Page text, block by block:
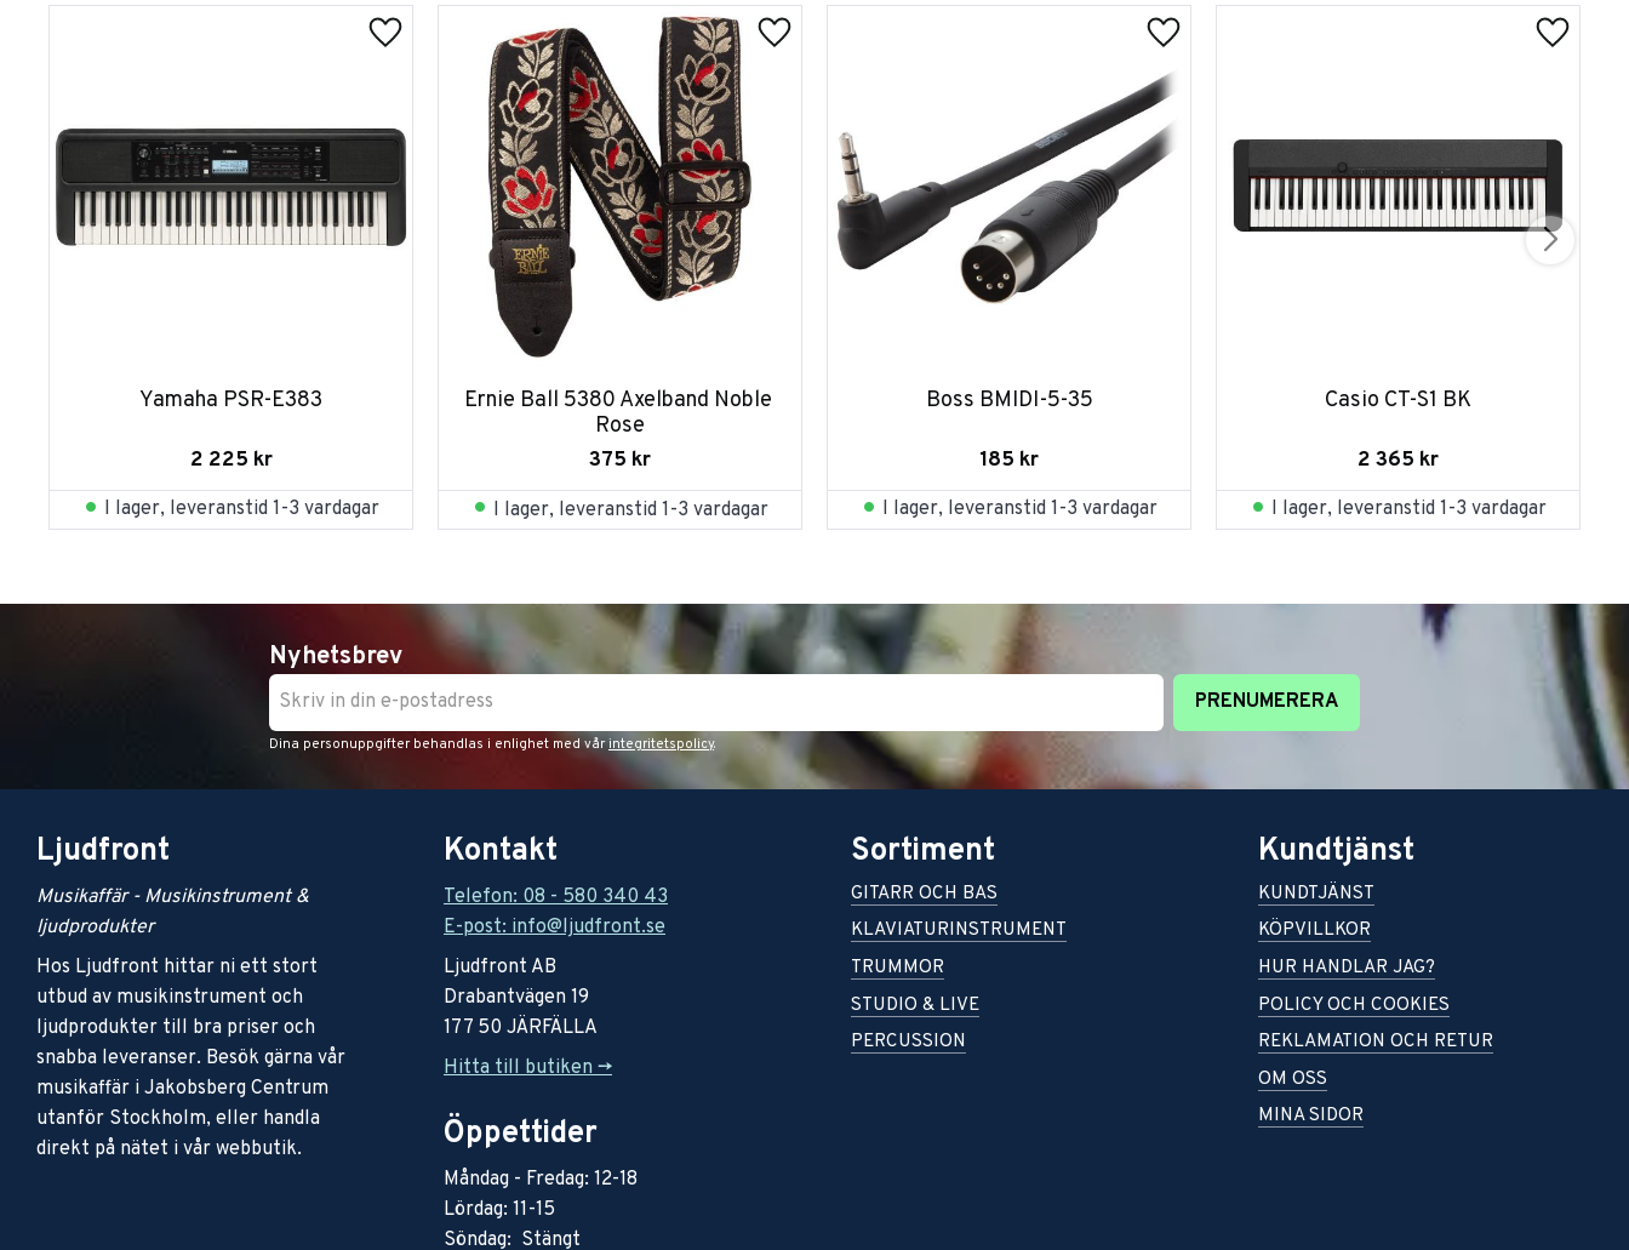
Yamaha PSR-E383
2 225 kr
I lager, leveranstid 1-3 vardagar
Ernie Ball 5380 Axelband Noble
Rose
375 kr
I lager, leveranstid 1-3 vardagar
Boss BMIDI-5-35
185 kr
I lager, leveranstid 1-3 vardagar
Casio CT-S1 BK
2 365 kr
I lager, leveranstid 1-3 vardagar
Nyhetsbrev
PRENUMERERA
Dina personuppgifter behandlas i enlighet med vårintegritetspolicy.
Ljudfront
Musikaffär - Musikinstrument &
ljudprodukter
Hos Ljudfront hittar ni ett stort
utbud av musikinstrument och
ljudprodukter till bra priser och
snabba leveranser. Besök gärna vår
musikaffär i Jakobsberg Centrum
utanför Stockholm, eller handla
direkt på nätet i vår webbutik.
Kontakt
Telefon: 08 - 580 340 43
E-post: info@ljudfront.se
Ljudfront AB
Drabantvägen 19
177 50 JÄRFÄLLA
Hitta till butiken ->
Öppettider
Måndag - Fredag: 12-18
Lördag: 11-15
Söndag: Stängt
Sortiment
GITARR OCH BAS
KLAVIATURINSTRUMENT
TRUMMOR
STUDIO & LIVE
PERCUSSION
Kundtjänst
KUNDTJÄNST
KÖPVILLKOR
HUR HANDLAR JAG?
POLICY OCH COOKIES
REKLAMATION OCH RETUR
OM OSS
MINA SIDOR